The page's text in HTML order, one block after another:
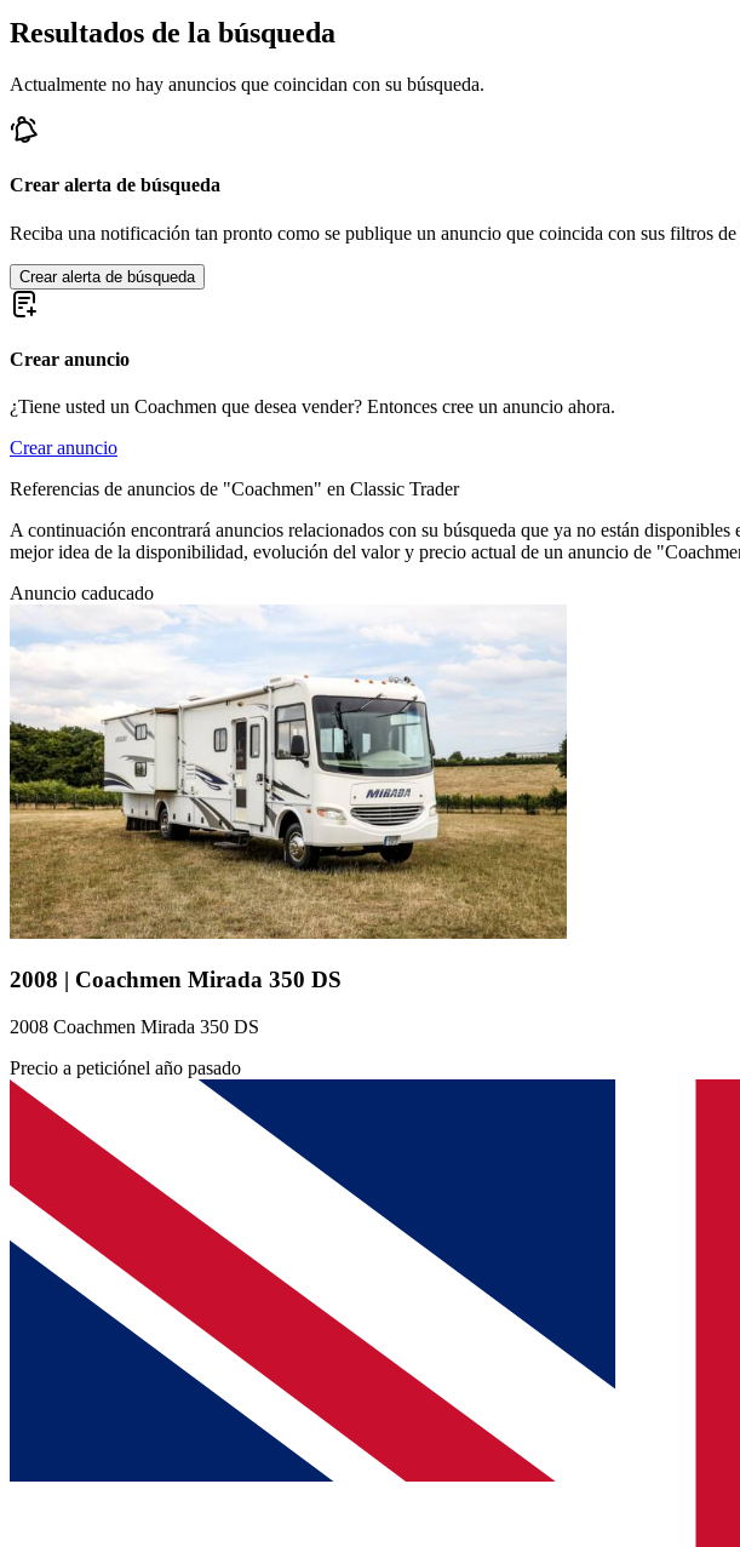
Resultados de la búsqueda
Actualmente no hay anuncios que coincidan con su búsqueda.
Crear alerta de búsqueda
Reciba una notificación tan pronto como se publique un anuncio que coincida con sus filtros de
Crear alerta de búsqueda
Crear anuncio
¿Tiene usted un Coachmen que desea vender? Entonces cree un anuncio ahora.
Crear anuncio
Referencias de anuncios de "Coachmen" en Classic Trader
A continuación encontrará anuncios relacionados con su búsqueda que ya no están
mejor idea de la disponibilidad, evolución del valor y precio actual de un anuncio de
Anuncio caducado
2008 | Coachmen Mirada 350 DS
2008 Coachmen Mirada 350 DS
Precio a peticiónel año pasado